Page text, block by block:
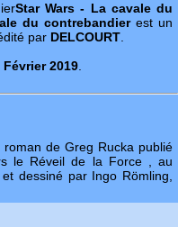
Star Wars - La cavale du
du contrebandierest un
par DELCOURT
Février 2019
roman de Greg Rucka publié
le Réveil de la Force , au
dessiné par Ingo Römling,